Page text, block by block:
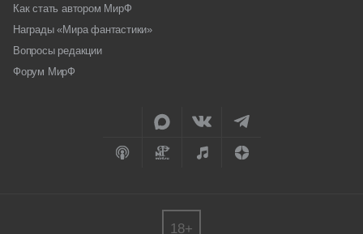
Как стать автором МирФ
Награды «Мира фантастики»
Вопросы редакции
Форум МирФ
18+